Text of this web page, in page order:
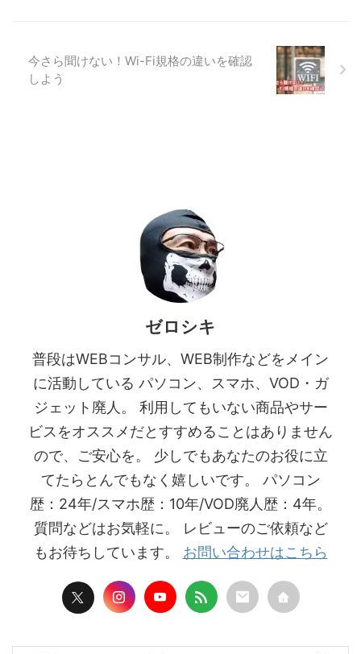
今さら聞けない！Wi-Fi規格の違いを確認
しよう
ゼロシキ
普段はWEBコンサル、WEB制作などをメイン
に活動している パソコン、スマホ、VOD・ガ
ジェット廃人。 利用してもいない商品やサー
ビスをオススメだとすすめることはありません
ので、ご安心を。 少しでもあなたのお役に立
てたらとんでもなく嬉しいです。 パソコン
歴：24年/スマホ歴：10年/VOD廃人歴：4年。
質問などはお気軽に。 レビューのご依頼など
もお待ちしています。 お問い合わせはこちら